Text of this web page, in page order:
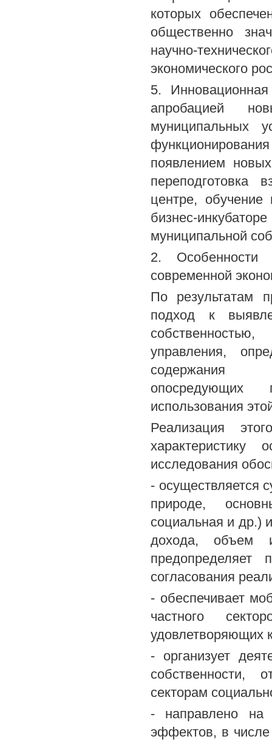
которых
общественно
научно-
экономического
5.
апробацией
муниципальных
появлением
переподготовка
центре,
бизнес-
муниципальной
2. Особенности
современной
По результатам
подход к
управления,
содержания
опосредующих
использования
Реализация
характеристику
исследования
- осуществляется
природе,
социальная и др.)
дохода, объем
согласования
- обеспечивает
частного
удовлетворяющих
- организует
собственности,
секторам
- направлено на
эффектов, в числе